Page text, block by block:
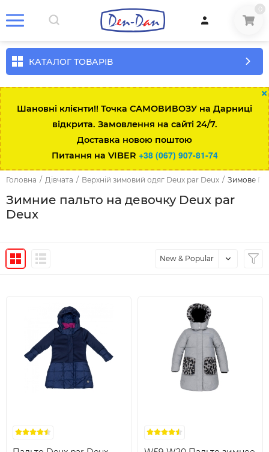
КАТАЛОГ ТОВАРІВ
×
Шановні клієнти!! Точка САМОВИВОЗУ на Дарниці
відкрита. Замовлення на сайті 24/7.
Доставка новою поштою
Питання на VIBER +38 (067) 907-81-74
Головна / Дівчата / Верхній зимовий одяг Deux par Deux / Зимове
Зимние пальто на девочку Deux par
Deux
New & Popular